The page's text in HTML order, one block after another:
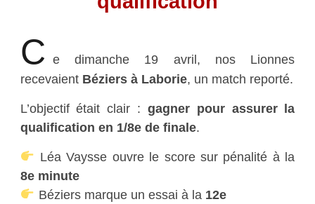
C e dimanche 19 avril, nos Lionnes
recevaient Béziers à Laborie, un match reporté.
L’objectif était clair : gagner pour assurer la
qualification en 1/8e de finale.
Léa Vaysse ouvre le score sur pénalité à la
8e minute
Béziers marque un essai à la 12e